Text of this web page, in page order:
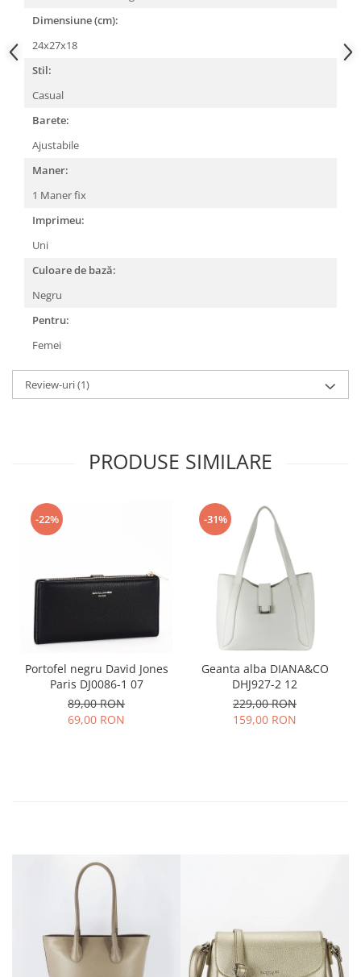
Dimensiune (cm):
24x27x18
Stil:
Casual
Barete:
Ajustabile
Maner:
1 Maner fix
Imprimeu:
Uni
Culoare de bază:
Negru
Pentru:
Femei
Review-uri(1)
PRODUSE SIMILARE
-22%
Portofel negru David Jones
Paris DJ0086-1 07
89,00 RON
69,00 RON
-31%
Geanta alba DIANA&CO
DHJ927-2 12
229,00 RON
159,00 RON